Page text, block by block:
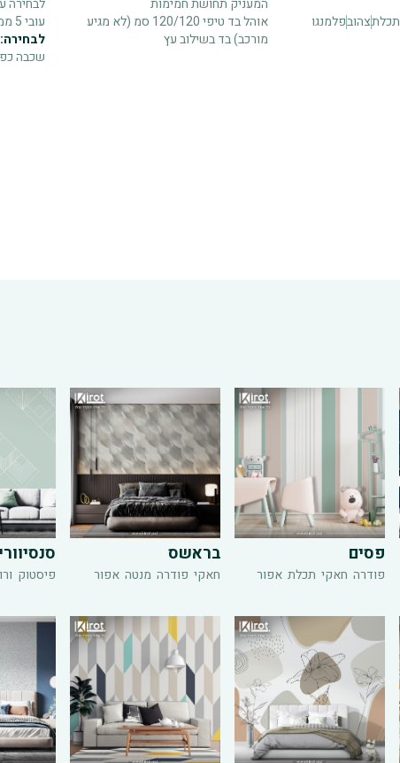
לבחירה
עובי 5 ממ בחיתוך צורני
לבחירה:
שכבה
המעניק תחושת חמימות
אוהל בד טיפי 120/120 סמ (לא מגיע
מורכב) בד בשילוב עץ
תכלתצהובפלמנגו
פסים
פודרה חאקי תכלת אפור
בראשס
חאקי פודרה מנטה אפור פיסטוק